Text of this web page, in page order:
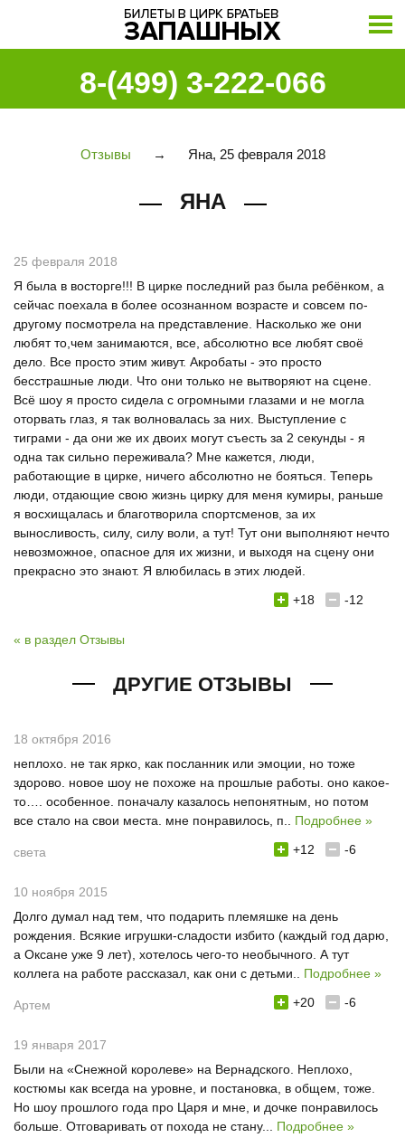
8-(499) 3-222-066
Отзывы → Яна, 25 февраля 2018
ЯНА
25 февраля 2018
Я была в восторге!!! В цирке последний раз была ребёнком, а
сейчас поехала в более осознанном возрасте и совсем по-
другому посмотрела на представление. Насколько же они
любят то,чем занимаются, все, абсолютно все любят своё
дело. Все просто этим живут. Акробаты - это просто
бесстрашные люди. Что они только не вытворяют на сцене.
Всё шоу я просто сидела с огромными глазами и не могла
оторвать глаз, я так волновалась за них. Выступление с
тиграми - да они же их двоих могут съесть за 2 секунды - я
одна так сильно переживала? Мне кажется, люди,
работающие в цирке, ничего абсолютно не бояться. Теперь
люди, отдающие свою жизнь цирку для меня кумиры, раньше
я восхищалась и благотворила спортсменов, за их
выносливость, силу, силу воли, а тут! Тут они выполняют нечто
невозможное, опасное для их жизни, и выходя на сцену они
прекрасно это знают. Я влюбилась в этих людей.
+18
-12
« в раздел Отзывы
ДРУГИЕ ОТЗЫВЫ
18 октября 2016
неплохо. не так ярко, как посланник или эмоции, но тоже
здорово. новое шоу не похоже на прошлые работы. оно какое-
то…. особенное. поначалу казалось непонятным, но потом
все стало на свои места. мне понравилось, п.. Подробнее »
+12
-6
света
10 ноября 2015
Долго думал над тем, что подарить племяшке на день
рождения. Всякие игрушки-сладости избито (каждый год дарю,
а Оксане уже 9 лет), хотелось чего-то необычного. А тут
коллега на работе рассказал, как они с детьми.. Подробнее »
+20
-6
Артем
19 января 2017
Были на «Снежной королеве» на Вернадского. Неплохо,
костюмы как всегда на уровне, и постановка, в общем, тоже.
Но шоу прошлого года про Царя и мне, и дочке понравилось
больше. Отговаривать от похода не стану... Подробнее »